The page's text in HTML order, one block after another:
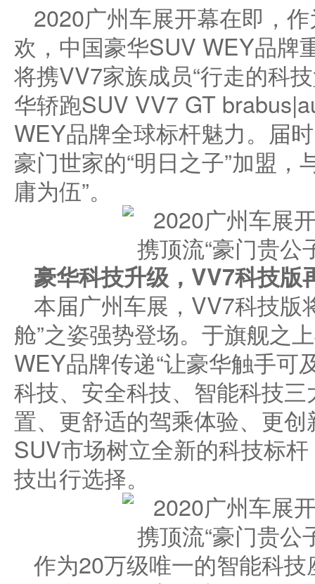
2020广州车展开幕在即，
欢，中国豪华SUV WEY品牌
将携VV7家族成员“行走的科
华轿跑SUV VV7 GT
WEY品牌全球标杆魅力。届
豪门世家的“明日之子”加盟
庸为伍”。
豪华科技升级， VV7科技版
本届广州车展，VV7科技版
舱”之姿强势登场。于旗舰之
WEY品牌传递“让豪华触手可
科技、安全科技、智能科技
置、更舒适的驾乘体验、更
SUV市场树立全新的科技标
技出行选择。
作为20万级唯一的智能科